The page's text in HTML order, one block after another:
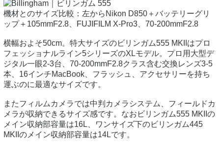
機材とのサイズ比較：左からNikon D850＋バッテリーグリ
ップ＋105mmF2.8、FUJIFILM X-Pro3、70-200mmF2.8
横幅およそ50cm。特大サイズのビリンガム555 MKIIはプロ
フェッショナルライン5シリーズのXLモデル。プロ用大型デ
ジタル一眼2-3台、70-200mmF2.8クラス含む交換レンズ3-5
本、16インチMacBook、フラッシュ、アクセサリーを持ち
運ぶのに最適なサイズです。
またフィルムカメラでは中判カメラシステム、フィールドカ
メラが収納できるサイズ感です。なおビリンガム555 MKIIの
メイン収納部容量は16L、ワンサイズ下のビリンガム445
MKIIのメイン収納部容量は14Lです。